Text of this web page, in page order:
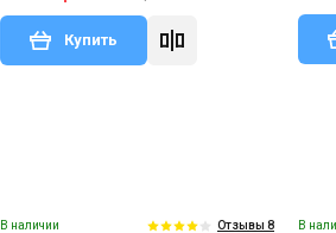
Купить
В наличии Отзывы 8 В